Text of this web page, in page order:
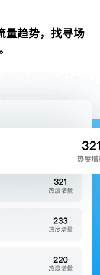
量趋势，找寻场